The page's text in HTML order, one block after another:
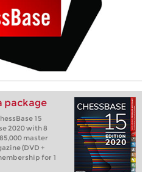
package
15
2020 with 8
master
(DVD +
for 1